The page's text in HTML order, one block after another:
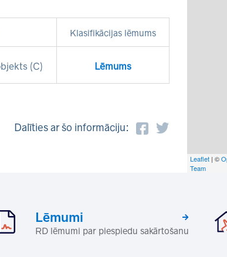
Klasifikācijas lēmums
(C) Lēmums
Dalīties ar šo informāciju:
Leaflet | ©
Team
Lēmumi
RD lēmumi par piespiedu sakārtošanu